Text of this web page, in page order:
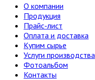
О компании
Продукция
Прайс-лист
Оплата и доставка
Купим сырье
Услуги производства
Фотоальбом
Контакты